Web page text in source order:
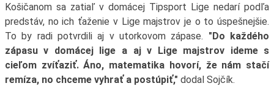
Košičanom sa zatiaľ v domácej Tipsport Lige nedarí podľa
predstáv, no ich ťaženie v Lige majstrov je o to úspešnejšie.
To by radi potvrdili aj v utorkovom zápase. "Do každého
zápasu v domácej lige a aj v Lige majstrov ideme s
cieľom zvíťaziť. Áno, matematika hovorí, že nám stačí
remíza, no chceme vyhrať a postúpiť," dodal Sojčík.